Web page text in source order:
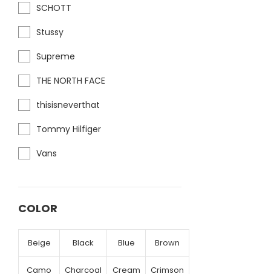
SCHOTT
Stussy
Supreme
THE NORTH FACE
thisisneverthat
Tommy Hilfiger
Vans
COLOR
Beige Black Blue Brown
Camo Charcoal Cream Crimson